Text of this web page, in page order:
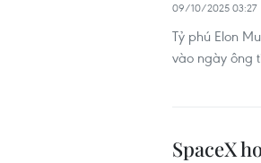
09/10/2025 03:27
Tỷ phú Elon
vào ngày ông
SpaceX